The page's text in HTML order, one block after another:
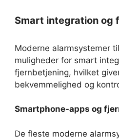
Smart integration og
Moderne alarmsystemer
muligheder for smart
fjernbetjening, hvilket
bekvemmelighed og
Smartphone-apps og
De fleste moderne